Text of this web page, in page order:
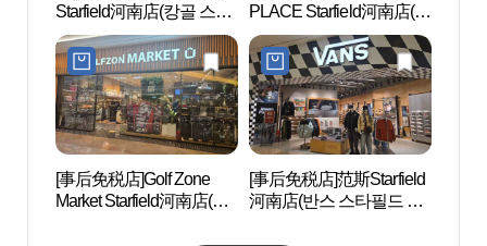
Starfield河南店(캉골 스타
필드 하남점)
PLACE Starfield河南店(원
더플레이스 스타필드 하
남점)
[事后免税店]Golf Zone
Market Starfield河南店(골
[事后免税店]范斯Starfield
河南店(반스 스타필드 하